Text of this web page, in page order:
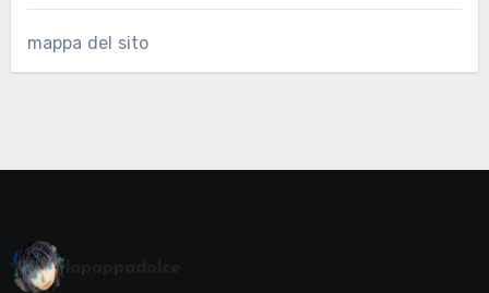
mappa del sito